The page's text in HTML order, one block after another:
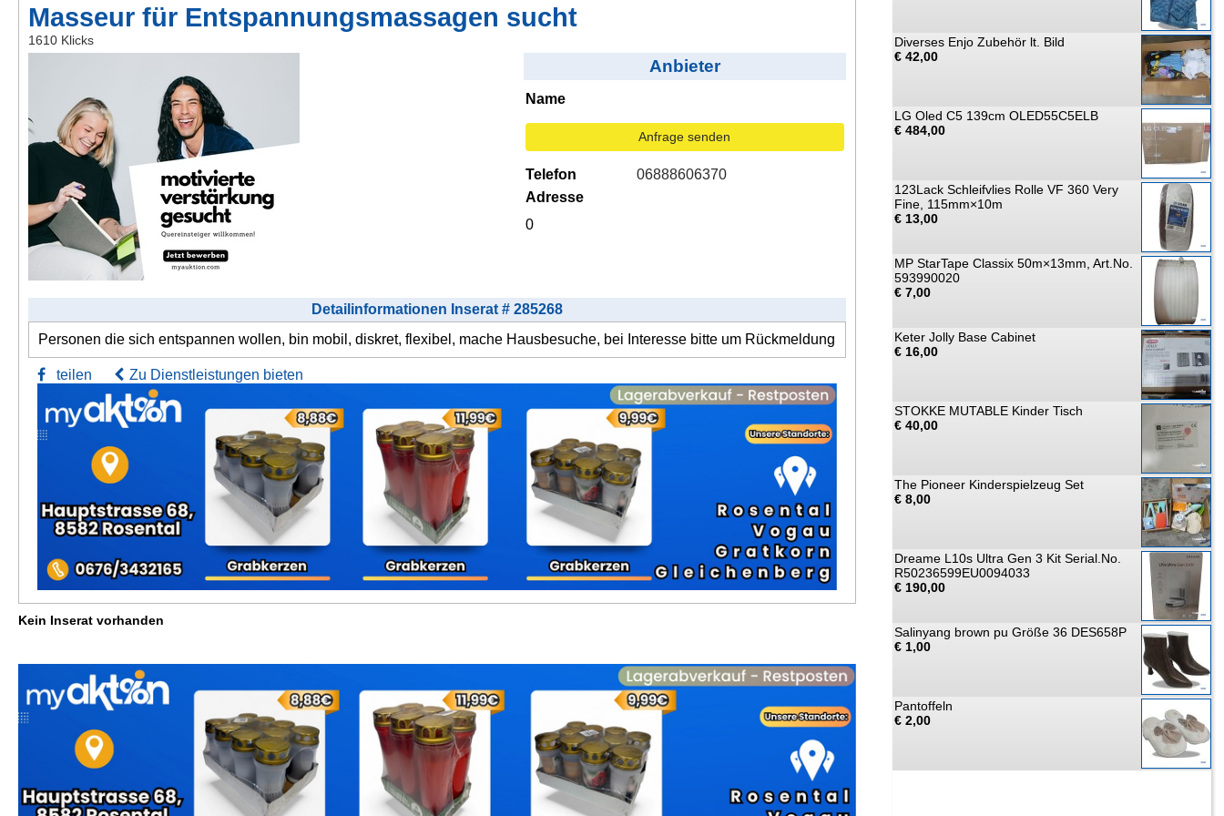
Kontakt
AGB, Nutzungsbedingungen
Diverses Enjo Zubehör lt. Bild
€ 42,00
LG Oled C5 139cm OLED55C5ELB
€ 484,00
123Lack Schleifvlies Rolle VF 360 Very
Fine, 115mm×10m
€ 13,00
MP StarTape Classix 50m×13mm, Art.No.
593990020
€ 7,00
Keter Jolly Base Cabinet
€ 16,00
STOKKE MUTABLE Kinder Tisch
€ 40,00
The Pioneer Kinderspielzeug Set
€ 8,00
Dreame L10s Ultra Gen 3 Kit Serial.No.
R50236599EU0094033
€ 190,00
Salinyang brown pu Größe 36 DES658P
€ 1,00
Pantoffeln
€ 2,00
Masseur für Entspannungsmassagen sucht
1610 Klicks
Anbieter
Name
Anfrage senden
Telefon
06888606370
Adresse
0
Detailinformationen Inserat # 285268
Personen die sich entspannen wollen, bin mobil, diskret, flexibel, mache Hausbesuche, bei Interesse bitte um Rückmeldung
teilen Zu Dienstleistungen bieten
Kein Inserat vorhanden